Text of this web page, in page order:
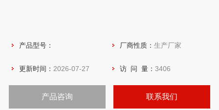
产品型号： 厂商性质： 生产厂家
更新时间： 2026-07-27 访 问 量： 3406
产品咨询 联系我们